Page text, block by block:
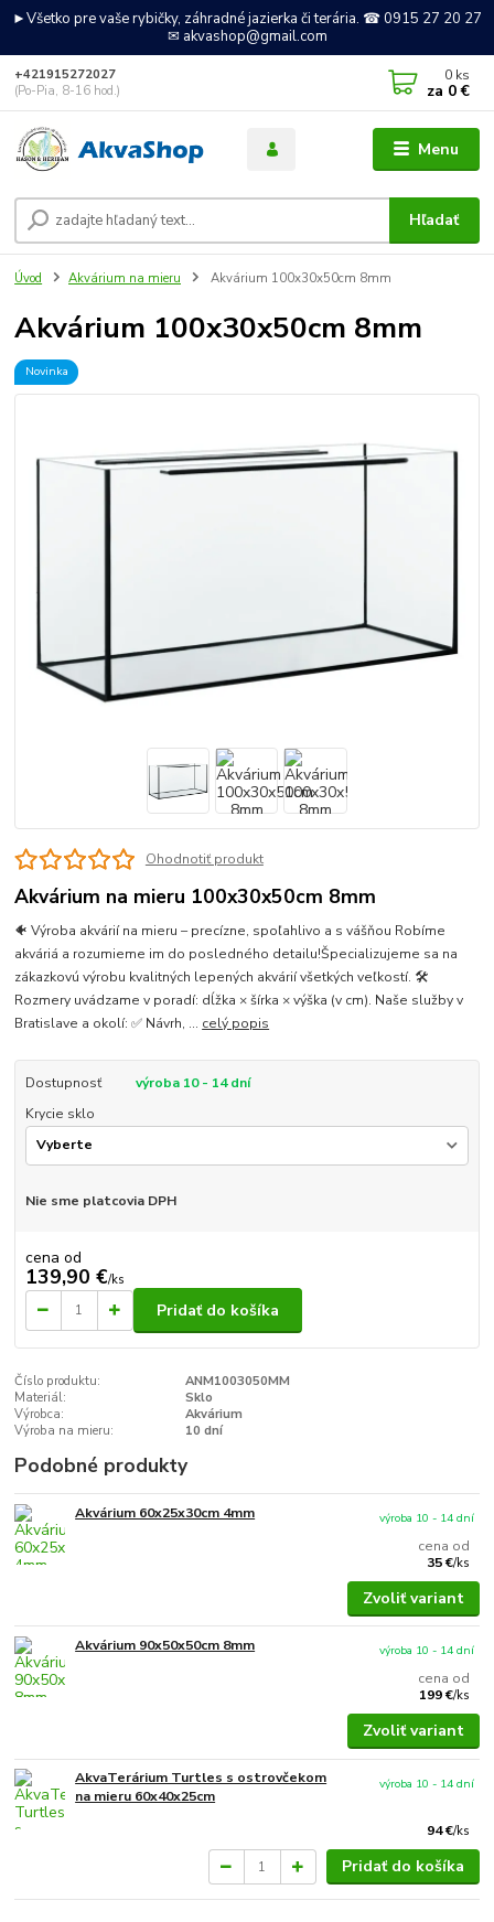
►Všetko pre vaše rybičky, záhradné jazierka či terária. ☎ 0915 27 20 27
✉ akvashop@gmail.com
Menu
Hľadať
+421915272027
(Po-Pia, 8-16 hod.)
0 ks
za 0 €
Úvod Akvárium na mieru Akvárium 100x30x50cm 8mm
Akvárium 100x30x50cm 8mm
Novinka
Ohodnotiť produkt
Akvárium na mieru 100x30x50cm 8mm
🐠 Výroba akvárií na mieru – precízne, spoľahlivo a s vášňou Robíme
akváriá a rozumieme im do posledného detailu!Špecializujeme sa na
zákazkovú výrobu kvalitných lepených akvárií všetkých veľkostí. 🛠
Rozmery uvádzame v poradí: dĺžka × šírka × výška (v cm). Naše služby v
Bratislave a okolí: ✅ Návrh, ... celý popis
Dostupnosť
výroba 10 - 14 dní
Krycie sklo
Nie sme platcovia DPH
cena od
139,90 €/ks
Pridať do košíka
Číslo produktu:
ANM1003050MM
Materiál:
Sklo
Výrobca:
Akvárium
Výroba na mieru:
10 dní
Podobné produkty
Akvárium 60x25x30cm 4mm
cena od
35 €/ks
výroba 10 - 14 dní
Zvoliť variant
Akvárium 90x50x50cm 8mm
cena od
199 €/ks
výroba 10 - 14 dní
Zvoliť variant
AkvaTerárium Turtles s ostrovčekom
na mieru 60x40x25cm
94 €/ks
výroba 10 - 14 dní
Pridať do košíka